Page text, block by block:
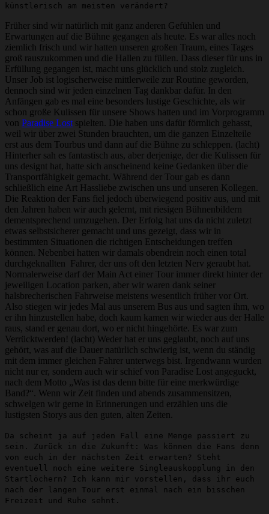
künstlerisch am meisten verändert?
Früher sind wir natürlich mit ganz anderen Gefühlen und
Erwartungen auf die Bühne gegangen als heute. Es war alles noch
ziemlich frisch und wir hatten unseren großen Traum, eines Tages
groß rauszukommen und die Hallen zu füllen. Dass dieser für uns in
Erfüllung gegangen ist, macht uns glücklich und stolz zugleich.
Unser Job ist logischerweise mittlerweile zur Routine geworden,
dennoch sind wir jeden einzelnen Tag dankbar dafür. In den
Anfängen gab es mal eine besonders lustige Geschichte, als wir
schon große Kulissen für unsere Shows hatten und im Vorprogramm
von Paradise Lost spielten. Die haben uns dafür förmlich gehasst,
weil wir über zwei Stunden brauchten, um die ganzen Einzelteile
erst aus dem Tourbus und dann auf die Bühne zu schleppen. (lacht)
Hinterher sah es fantastisch aus, aber derjenige, der die Kulissen für
uns designt hat, hatte sich anscheinend keine Gedanken über die
Transportfähigkeit gemacht. Während der Tour gab es dann
schließlich eine Art Hassliebe zwischen uns und unseren Kollegen.
Die Reaktion der Fans fiel jedoch überwiegend positiv aus, und mit
den Jahren haben wir auch gelernt, mit riesigen Bühnenbildern
dementsprechend umzugehen. Der Erfolg hat uns da nicht zuletzt
etwas selbstsicherer gemacht und uns gezeigt, dass wir in
bestimmten Situationen die richtigen Entscheidungen treffen
können. Nebenbei hatten wir damals obendrein noch einen total
durchgeknallten Fahrer, der uns oft den letzten Nerv geraubt hat.
Normalerweise darf der Main Act einer Tour immer direkt hinter der
jeweiligen Location parken, aber wir waren dank seiner
halsbrecherischen Fahrweise meistens wesentlich früher vor Ort.
Also stiegen wir jedes Mal aus unserem Bus aus und sagten ihm, wo
er ihn hinzustellen habe, doch kaum kamen wir wieder aus der Halle
raus, stand er genau dort, wo er nicht hingehörte. Es war zum
Verrücktwerden! (lacht) Weder hat er uns geglaubt, noch auf uns
gehört, was auf die Dauer natürlich schwierig ist, wenn du ständig
mit dem immer gleichen Fahrer unterwegs bist. Irgendwann wurden
nicht nur er, sondern auch wir schief von Paradise Lost angeguckt,
nach dem Motto „Was ist das denn bitte für eine merkwürdige
Band?“. Wenn wir Zeit finden und abends zusammensitzen,
schwelgen wir gerne in Erinnerungen und erzählen uns die
lustigsten Storys aus den guten, alten Zeiten.
Da scheint ja auf jeden Fall eine Menge passiert zu
sein. Zurück in die Zukunft: Was können die Fans denn
von euch in der nächsten Zeit erwarten? Steht
eventuell noch eine weitere Singleauskopplung in den
Startlöchern? Ich kann mir vorstellen, dass ihr euch
nach der langen Tour erst einmal nach ein bisschen
Freizeit und Ruhe sehnt.